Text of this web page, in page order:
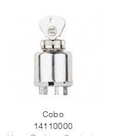
Cobo
14110000